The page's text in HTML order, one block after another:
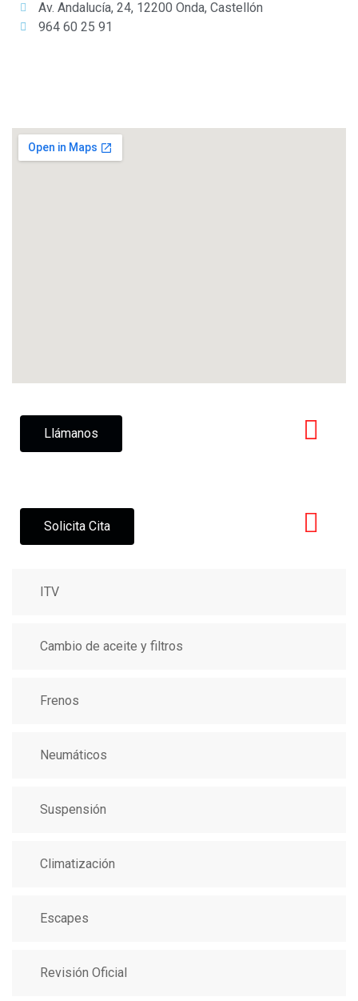
Av. Andalucía, 24, 12200 Onda, Castellón
964 60 25 91
Llámanos
Solicita Cita
ITV
Cambio de aceite y filtros
Frenos
Neumáticos
Suspensión
Climatización
Escapes
Revisión Oficial